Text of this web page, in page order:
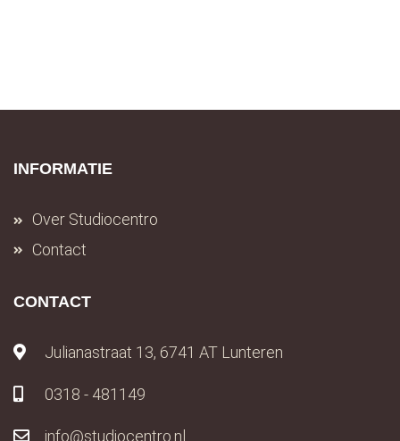
INFORMATIE
Over Studiocentro
Contact
CONTACT
Julianastraat 13, 6741 AT Lunteren
0318 - 481149
info@studiocentro.nl